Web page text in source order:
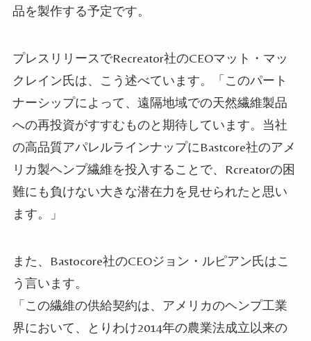
品を製作する予定です。
プレスリリースでRecreator社のCEOマット・マッ
クレイン氏は、 こう述べてい ます。「このパート
ナーシップによって、 遠隔地域での天然繊維製品
への再投資がすすむものと期待しています。当社
の高品質アパレルラインナップにBastcore社のアメ
リカ製ヘンプ繊維を投入することで、Rcreatorの困
難にも負けない大きな潜在力を見せられたと思い
ます。」
また、Bastocore社のCEOジョン・ルピアン氏はこ
う言います。
「この繊維の供給契約は、 アメリカのヘンプ工業
界において、とりわけ2014年の農業法成立以来の